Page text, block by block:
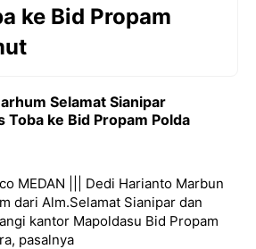
ke Bid Propam
Selamat Sianipar
Toba ke Bid Propam Polda
MEDAN ||| Dedi Harianto Marbun
dari Alm.Selamat Sianipar dan
kantor Mapoldasu Bid Propam
pasalnya